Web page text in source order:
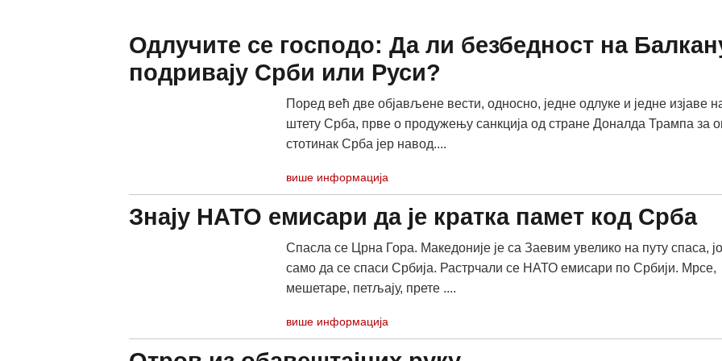
Одлучите се господо: Да ли безбедност на
подривају Срби или Руси?
Поред већ две објављене вести, односно, једне одлуке и једне изјаве
штету Срба, прве о продужењу санкција од стране Доналда Трампа за
стотинак Срба јер навод....
више информација
Знају НАТО емисари да је кратка памет код Срба
Спасла се Црна Гора. Македоније је са Заевим увелико на путу спаса,
само да се спаси Србија. Растрчали се НАТО емисари по Србији. Мрсе,
мешетаре, петљају, прете ....
више информација